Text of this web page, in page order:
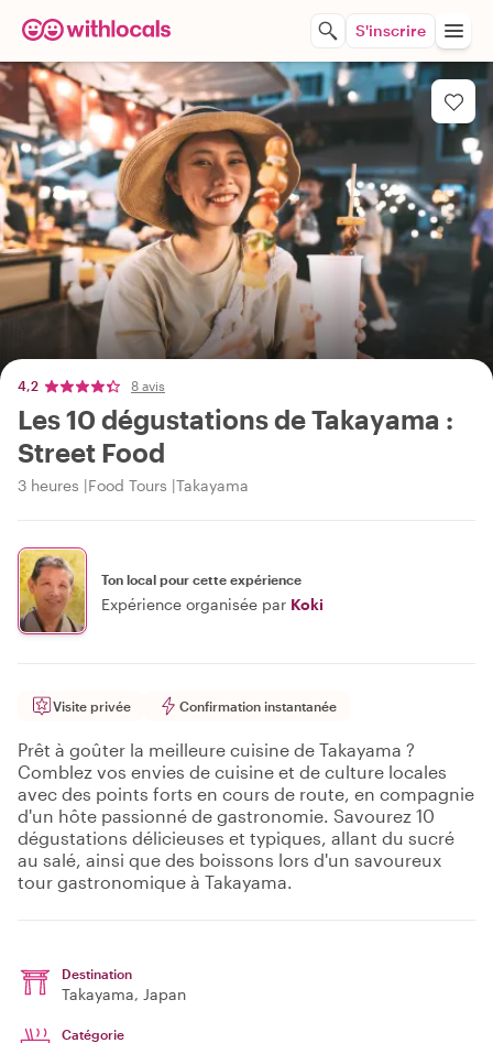
S'inscrire
4,2 8 avis
Les 10 dégustations de Takayama :
Street Food
3 heures Food Tours Takayama
Ton local pour cette expérience
Expérience organisée par Koki
Visite privée Confirmation instantanée
Prêt à goûter la meilleure cuisine de Takayama ?
Comblez vos envies de cuisine et de culture locales
avec des points forts en cours de route, en compagnie
d'un hôte passionné de gastronomie. Savourez 10
dégustations délicieuses et typiques, allant du sucré
au salé, ainsi que des boissons lors d'un savoureux
tour gastronomique à Takayama.
Destination
Takayama, Japan
Catégorie